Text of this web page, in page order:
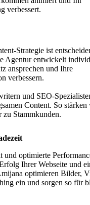
verbessert.
Strategie ist
Agentur entwickelt
ansprechen und Ihre
verbessern.
und SEO-
Content. So
zu Stammkunden.
und optimierte
Ihrer Webseite und
optimieren Bilder,
ein und sorgen so für